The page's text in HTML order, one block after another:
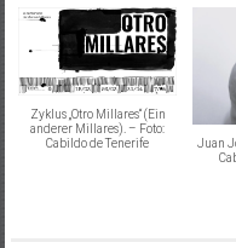
Zyklus „Otro Millares“ (Ein
anderer Millares). – Foto:
Cabildo de Tenerife
Juan